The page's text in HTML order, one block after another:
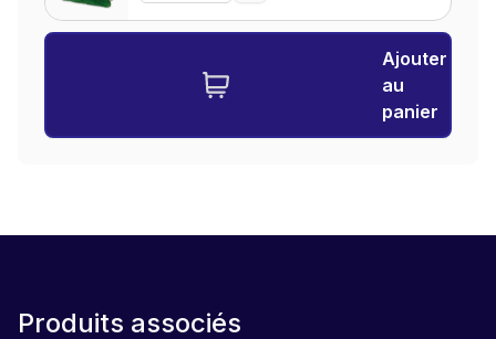
Ajouter
au
panier
Produits associés